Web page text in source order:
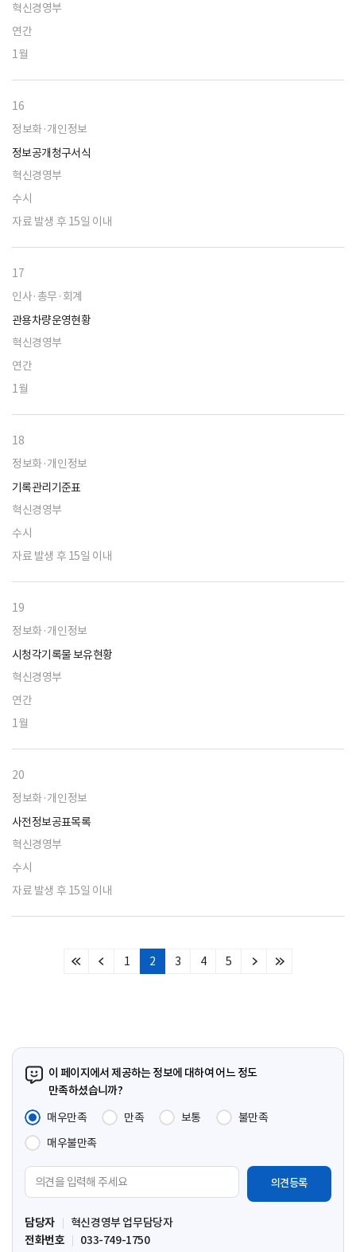
혁신경영부
연간
1월
16
정보화·개인정보
정보공개청구서식
혁신경영부
수시
자료 발생 후 15일 이내
17
인사·총무·회계
관용차량운영현황
혁신경영부
연간
1월
18
정보화·개인정보
기록관리기준표
혁신경영부
수시
자료 발생 후 15일 이내
19
정보화·개인정보
시청각기록물 보유현황
혁신경영부
연간
1월
20
정보화·개인정보
사전정보공표목록
혁신경영부
수시
자료 발생 후 15일 이내
처
이
1 2 3 4 5
다
마
이 페이지에서 제공하는 정보에 대하여 어느 정도
만족하셨습니까?
매우만족
만족 보통
불만족
매우불만족
견
입
력
담당자
혁신경영부 업무담당자
전화번호
033-749-1750